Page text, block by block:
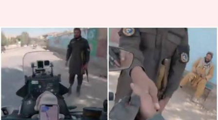
இதுதான் நட்பு;
ஆப்கானிஸ்தானில்
இந்திய பயணிக்கு
கிடைத்த எதிர்பாராத
வரவேற்பு; வைரலாகும்
வீடியோ